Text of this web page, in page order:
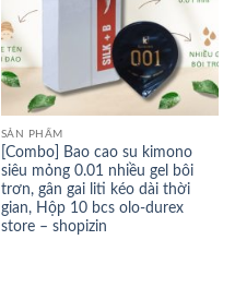
SẢN PHẨM
[Combo] Bao cao su kimono
siêu mỏng 0.01 nhiều gel bôi
trơn, gân gai liti kéo dài thời
gian, Hộp 10 bcs olo-durex
store – shopizin